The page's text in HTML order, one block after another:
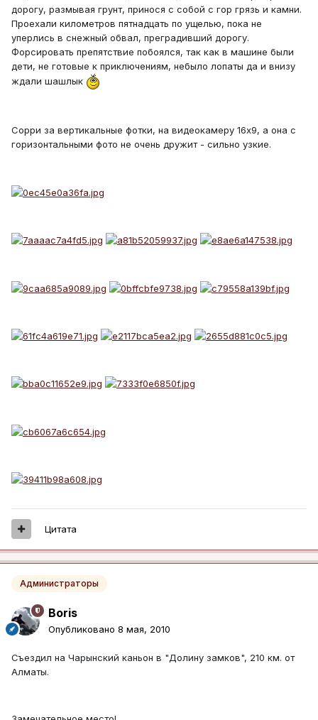
дорогу, размывая грунт, принося с собой с гор грязь и камни.
Проехали километров пятнадцать по ущелью, пока не
уперлись в снежный обвал, преградивший дорогу.
Форсировать препятствие побоялся, так как в машине были
дети, не готовые к приключениям, небыло лопаты да и внизу
ждали шашлык
Сорри за вертикальные фотки, на видеокамеру 16х9, а она с
горизонтальными фото не очень дружит - сильно узкие.
Цитата
Администраторы
Boris
Опубликовано 8 мая, 2010
Съездил на Чарынский каньон в "Долину замков", 210 км. от
Алматы.